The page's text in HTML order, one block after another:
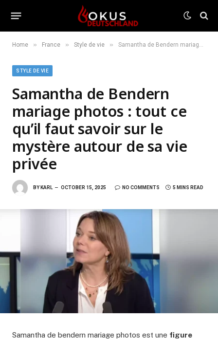
Home » France » Style de vie » Samantha de Bendern mariage photos : tout ce qu’il faut savoir sur le mystère autour de sa vie privée
STYLE DE VIE
Samantha de Bendern
mariage photos : tout ce
qu’il faut savoir sur le
mystère autour de sa vie
privée
BY KARL OCTOBER 15, 2025 NO COMMENTS 5 MINS READ
Samantha de bendern mariage photos est une figure